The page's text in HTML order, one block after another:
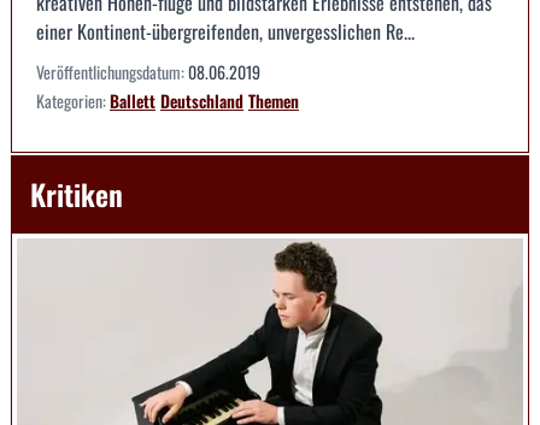
einer Kontinent-übergreifenden, unvergesslichen Re...
Veröffentlichungsdatum:08.06.2019
Kategorien:BallettDeutschlandThemen
Kritiken